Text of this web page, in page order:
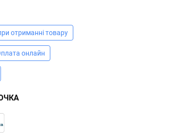
отриманні товару
онлайн